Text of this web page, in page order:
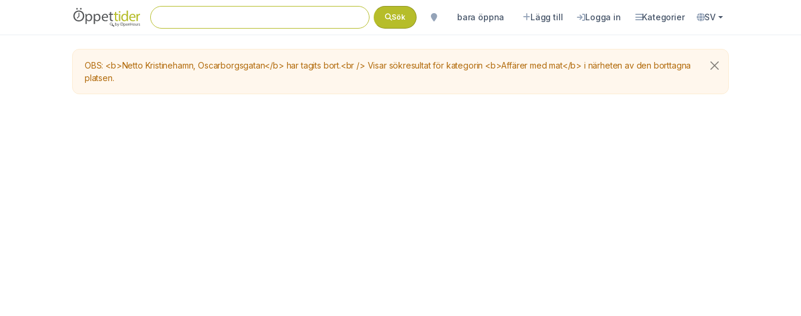
Sök bara öppna Lägg till Logga in Kategorier SV
OBS: <b>Netto Kristinehamn, Oscarborgsgatan</b> har tagits bort.<br /> Visar sökresultat för kategorin <b>Affärer med mat</b> i närheten av den borttagna
platsen.